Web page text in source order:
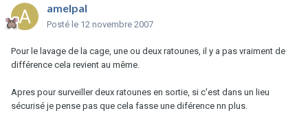
amelpal
Posté le 12 novembre 2007
Pour le lavage de la cage, une ou deux ratounes, il y a pas vraiment de
différence cela revient au même.
Apres pour surveiller deux ratounes en sortie, si c'est dans un lieu
sécurisé je pense pas que cela fasse une diférence nn plus.